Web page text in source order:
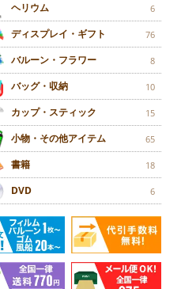
ヘリウム 6
ディスプレイ・ギフト 76
バルーン・フラワー 8
バッグ・収納 10
カップ・スティック 15
小物・その他アイテム 65
書籍 18
DVD 6